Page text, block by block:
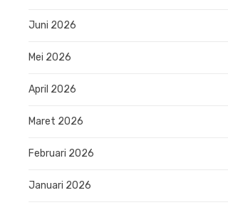
Juni 2026
Mei 2026
April 2026
Maret 2026
Februari 2026
Januari 2026